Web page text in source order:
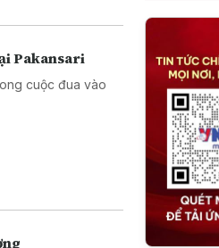
Pakansari
cuộc đua vào